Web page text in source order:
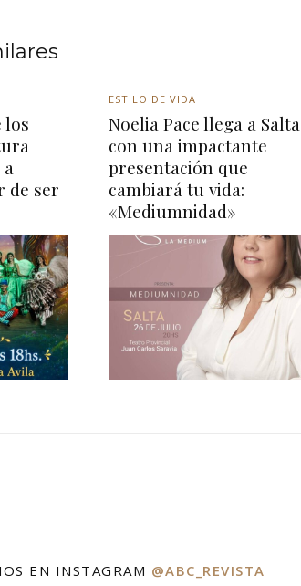
los
de ser
ESTILO DE VIDA
Noelia Pace llega a Salta
con una impactante
presentación que
cambiará tu vida:
«Mediumnidad»
EN INSTAGRAM @ABC_REVISTA